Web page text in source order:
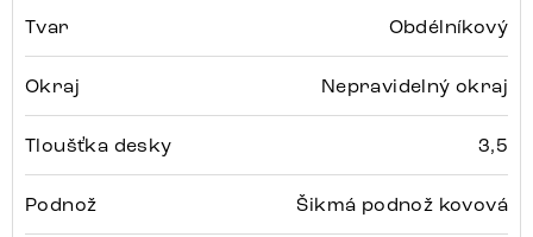
Tvar Obdélníkový
Okraj Nepravidelný okraj
Tloušťka desky 3,5
Podnož Šikmá podnož kovová